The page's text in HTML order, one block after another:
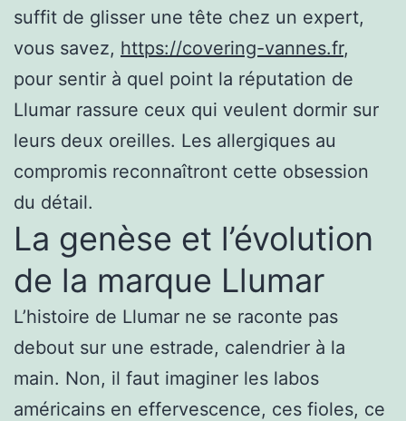
suffit de glisser une tête chez un expert,
vous savez, https://covering-vannes.fr,
pour sentir à quel point la réputation de
Llumar rassure ceux qui veulent dormir sur
leurs deux oreilles. Les allergiques au
compromis reconnaîtront cette obsession
du détail.
La genèse et l’évolution
de la marque Llumar
L’histoire de Llumar ne se raconte pas
debout sur une estrade, calendrier à la
main. Non, il faut imaginer les labos
américains en effervescence, ces fioles, ce